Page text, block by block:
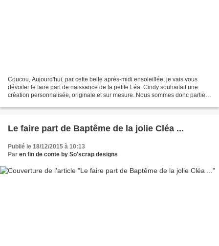
Coucou, Aujourd'hui, par cette belle après-midi ensoleillée, je vais vous
dévoiler le faire part de naissance de la petite Léa. Cindy souhaitait une
création personnalisée, originale et sur mesure. Nous sommes donc parties
Le faire part de Baptême de la jolie Cléa ...
Publié le 18/12/2015 à 10:13
Par en fin de conte by So'scrap designs